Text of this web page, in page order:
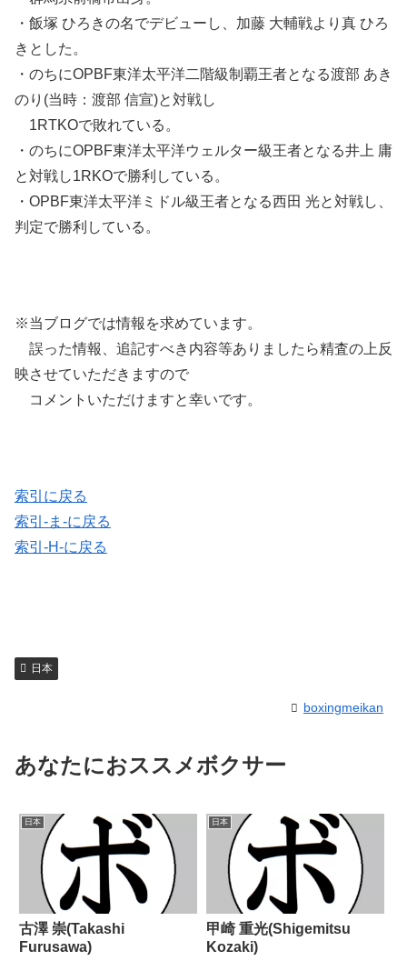
・飯塚 ひろきの名でデビューし、加藤 大輔戦より真 ひろ
きとした。
・のちにOPBF東洋太平洋二階級制覇王者となる渡部 あき
のり(当時：渡部 信宣)と対戦し
1RTKOで敗れている。
・のちにOPBF東洋太平洋ウェルター級王者となる井上 庸
と対戦し1RKOで勝利している。
・OPBF東洋太平洋ミドル級王者となる西田 光と対戦し、
判定で勝利している。
※当ブログでは情報を求めています。
誤った情報、追記すべき内容等ありましたら精査の上反
映させていただきますので
コメントいただけますと幸いです。
索引に戻る
索引-ま-に戻る
索引-H-に戻る
日本
boxingmeikan
あなたにおススメボクサー
日本
古澤 崇(Takashi
Furusawa)
日本
甲崎 重光(Shigemitsu
Kozaki)